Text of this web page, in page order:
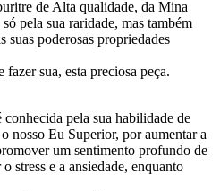
de Alta qualidade, da Mina
pela sua raridade, mas também
suas poderosas propriedades
sua, esta preciosa peça.
pela sua habilidade de
nosso Eu Superior, por aumentar a
um sentimento profundo de
stress e a ansiedade, enquanto